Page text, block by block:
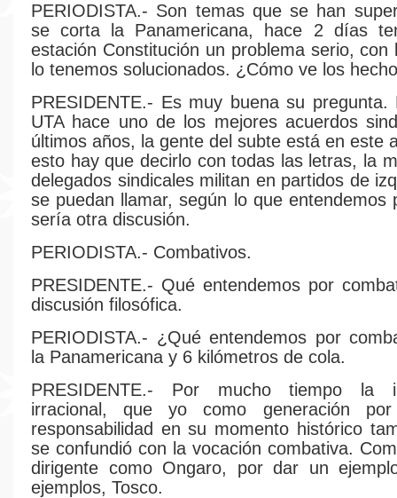
PERIODISTA.- Son temas que se han
se corta la Panamericana, hace 2 días
estación Constitución un problema serio, con
lo tenemos solucionados. ¿Cómo ve los
PRESIDENTE.- Es muy buena su pregunta.
UTA hace uno de los mejores acuerdos
últimos años, la gente del subte está en este
esto hay que decirlo con todas las letras, la
delegados sindicales militan en partidos de
se puedan llamar, según lo que entendemos
sería otra discusión.
PERIODISTA.- Combativos.
PRESIDENTE.- Qué entendemos por
discusión filosófica.
PERIODISTA.- ¿Qué entendemos por
la Panamericana y 6 kilómetros de cola.
PRESIDENTE.- Por mucho tiempo la
irracional, que yo como generación
responsabilidad en su momento histórico
se confundió con la vocación combativa.
dirigente como Ongaro, por dar un
ejemplos, Tosco.